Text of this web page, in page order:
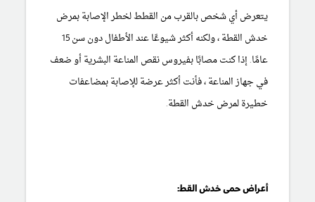
يتعرض أي شخص بالقرب من القطط لخطر الإصابة بمرض
خدش القطة ، ولكنه أكثر شيوعًا عند الأطفال دون سن 15
عامًا. إذا كنت مصابًا بفيروس نقص المناعة البشرية أو ضعف
في جهاز المناعة ، فأنت أكثر عرضة للإصابة بمضاعفات
خطيرة لمرض خدش القطة.
أعراض حمى خدش القط: